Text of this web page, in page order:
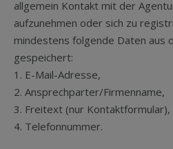
allgemein Kontakt mit der
aufzunehmen oder sich zu
mindestens folgende Daten aus
gespeichert:
1. E-Mail-Adresse,
2. Ansprechparter/Firmenname,
3. Freitext (nur Kontaktformular),
4. Telefonnummer.